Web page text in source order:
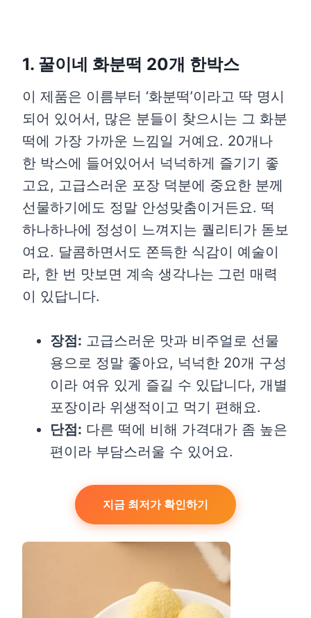
1. 꿀이네 화분떡 20개 한박스
이 제품은 이름부터 ‘화분떡’이라고 딱 명시
되어 있어서, 많은 분들이 찾으시는 그 화분
떡에 가장 가까운 느낌일 거예요. 20개나
한 박스에 들어있어서 넉넉하게 즐기기 좋
고요, 고급스러운 포장 덕분에 중요한 분께
선물하기에도 정말 안성맞춤이거든요. 떡
하나하나에 정성이 느껴지는 퀄리티가 돋보
여요. 달콤하면서도 쫀득한 식감이 예술이
라, 한 번 맛보면 계속 생각나는 그런 매력
이 있답니다.
장점: 고급스러운 맛과 비주얼로 선물
용으로 정말 좋아요, 넉넉한 20개 구성
이라 여유 있게 즐길 수 있답니다, 개별
포장이라 위생적이고 먹기 편해요.
단점: 다른 떡에 비해 가격대가 좀 높은
편이라 부담스러울 수 있어요.
지금 최저가 확인하기